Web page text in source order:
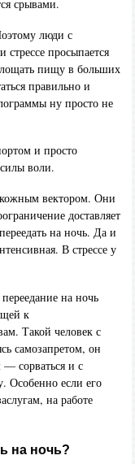
срывами.
люди с
просыпается
пищу в больших
правильно и
ну просто не
и просто
воли.
вектором. Они
доставляет
на ночь. Да и
В стрессе у
на ночь
к
Такой человек с
самозапретом, он
сорваться и с
Особенно если его
на работе
на ночь?